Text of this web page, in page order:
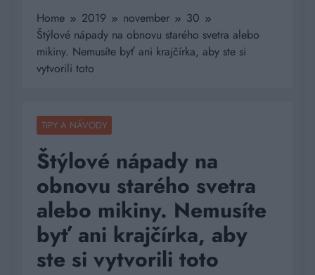
Home 2019 november
30
Štýlové nápady na obnovu starého svetra alebo
mikiny. Nemusíte byť ani krajčírka, aby ste si
vytvorili toto
TIPY A NÁVODY
Štýlové nápady na
obnovu starého svetra
alebo mikiny. Nemusíte
byť ani krajčírka, aby
ste si vytvorili toto